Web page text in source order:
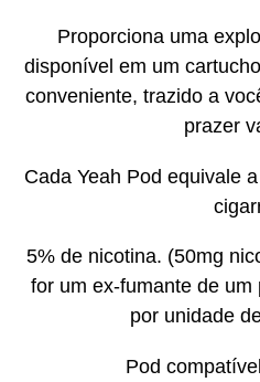
Proporciona uma
disponível em um
conveniente, trazido a
prazer
Cada Yeah Pod equivale
5% de nicotina. (50mg
for um ex-fumante de um
por unidade
Pod